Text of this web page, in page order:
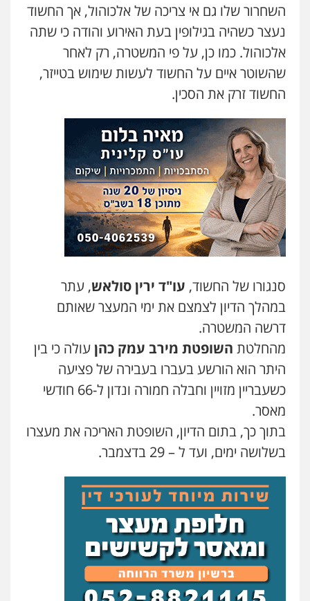
משרד עורכי דין חן ברוך
פלילי דיני תעבורה מעצרים וחקירות
0505078733
עו"ד קארין לגטיוי
0507446995
משרד עורכי דין טאי שרקי
פלילי אסירים תעבורה מרב"ד
0547556464
עו"ד אילן אלימלך
0522992110
עו"ד שאדי נאטור
פלילי פשיעה חמורה מעצרים וחקירות
0509230800
פלילי פשיעה כלכלית צווארון לבן
0506217771
סלימאן אבו שעירה – משרד עורכי דין
פלילי בטחוני צבאי נזיקין
0547780927
עו"ד אסף גונן
פלילי פשע חמור תעבורה צבא
וחקירות
השחרור שלו גם אי צריכה של אלכוהול, אך החשוד
נעצר כשהיה בגילופין בעת האירוע והודה כי שתה
אלכוהול. כמו כן, על פי המשטרה, רק לאחר
שהשוטר איים על החשוד לעשות שימוש בטייזר,
החשוד זרק את הסכין.
סנגורו של החשוד, עו"ד ירין סולאש, עתר
במהלך הדיון לצמצם את ימי המעצר שאותם
דרשה המשטרה.
מהחלטת השופטת מירב עמק כהןעולה כי בין
היתר הוא הורשע בעברו בעבירה של פציעה
כשעבריין מזויין וחבלה חמורה ונדון ל-66 חודשי
מאסר.
בתוך כך, בתום הדיון, השופטת האריכה את מעצרו
בשלושה ימים, ועד ל – 29 בדצמבר.
כבריאן, מזר – משרד עורכי דין
פלילי מעצרים וחקירות
0543986802
עו"ד בועז קניג
0507003001
מנשה, אלמוג – עורכי דין
פלילי עבירות תנועה צווארון לבן תעבורה
עורכי דין לענייני אסירים מעצרים וחקירות
0546470989
עו"ד אבי כהן
0523647066
ויקי שמואל – משרד עו"ד
פלילי משפט פלילי
0528959600
משפט פלילי
0545437431
עו"ד עלי סעדי
פלילי פשיעה חמורה ליווי וייצוג בחקירות
0508824984
עו"ד תומר בנישתי
פלילי מעצרים וחקירות צווארון לבן
חמורה